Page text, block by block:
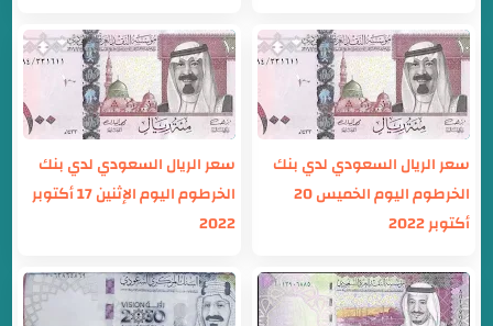
سعر الريال السعودي لدي بنك
الخرطوم اليوم الخميس 20
أكتوبر 2022
سعر الريال السعودي لدي بنك
الخرطوم اليوم الإثنين 17 أكتوبر
2022